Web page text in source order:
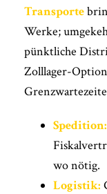
Transporte
Werke;
pünktliche
Zolllager-
Spedition:
wo nötig.
Logistik: